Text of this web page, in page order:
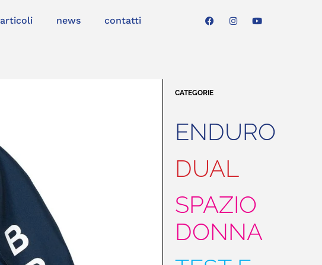
articoli news contatti
CATEGORIE
ENDURO
DUAL
SPAZIO
DONNA